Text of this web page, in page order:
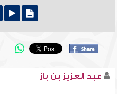
عبد العزيز بن باز